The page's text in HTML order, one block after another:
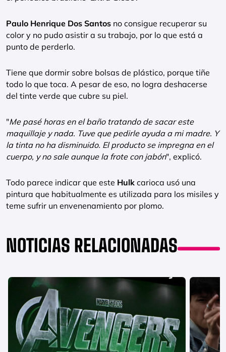
Paulo Henrique Dos Santos no consigue recuperar su
color y no pudo asistir a su trabajo, por lo que está a
punto de perderlo.
Tiene que dormir sobre bolsas de plástico, porque tiñe
todo lo que toca. A pesar de eso, no logra deshacerse
del tinte verde que cubre su piel.
"Me pasé horas en el baño tratando de sacar este
maquillaje y nada. Tuve que pedirle ayuda a mi madre. Y
la tinta no ha disminuido. El producto se impregna en el
cuerpo, y no sale aunque la frote con jabón", explicó.
Todo parece indicar que este Hulk carioca usó una
pintura que habitualmente es utilizada para los misiles y
teme sufrir un envenenamiento por plomo.
NOTICIAS RELACIONADAS